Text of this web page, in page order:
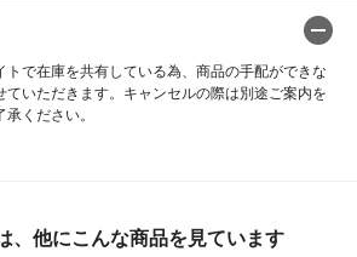
で在庫を共有している為、商品の手配ができな
ていただきます。キャンセルの際は別途ご案内を
ください。
、他にこんな商品を見ています